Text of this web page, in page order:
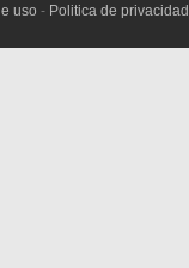
uso - Politica de privacidad